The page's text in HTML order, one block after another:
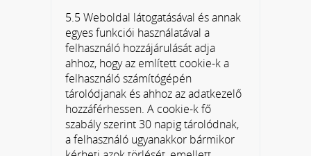
5.5 Weboldal látogatásával és annak
egyes funkciói használatával a
felhasználó hozzájárulását adja
ahhoz, hogy az említett cookie-k a
felhasználó számítógépén
tárolódjanak és ahhoz az adatkezelő
hozzáférhessen. A cookie-k fő
szabály szerint 30 napig tárolódnak,
a felhasználó ugyanakkor bármikor